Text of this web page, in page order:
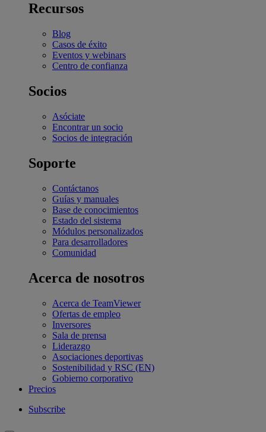
Recursos
Blog
Casos de éxito
Eventos y webinars
Centro de confianza
Socios
Asóciate
Encontrar un socio
Socios de integración
Soporte
Contáctanos
Guías y manuales
Base de conocimientos
Estado del sistema
Módulos personalizados
Para desarrolladores
Comunidad
Acerca de nosotros
Acerca de TeamViewer
Ofertas de empleo
Inversores
Sala de prensa
Liderazgo
Asociaciones deportivas
Sostenibilidad y RSC (EN)
Gobierno corporativo
Precios
Subscribe